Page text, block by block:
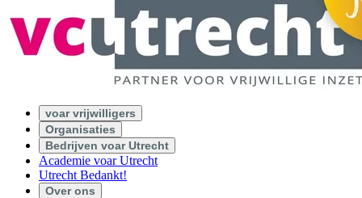
voar vrijwilligers
Organisaties
Bedrijven voar Utrecht
Academie voar Utrecht
Utrecht Bedankt!
Over ons